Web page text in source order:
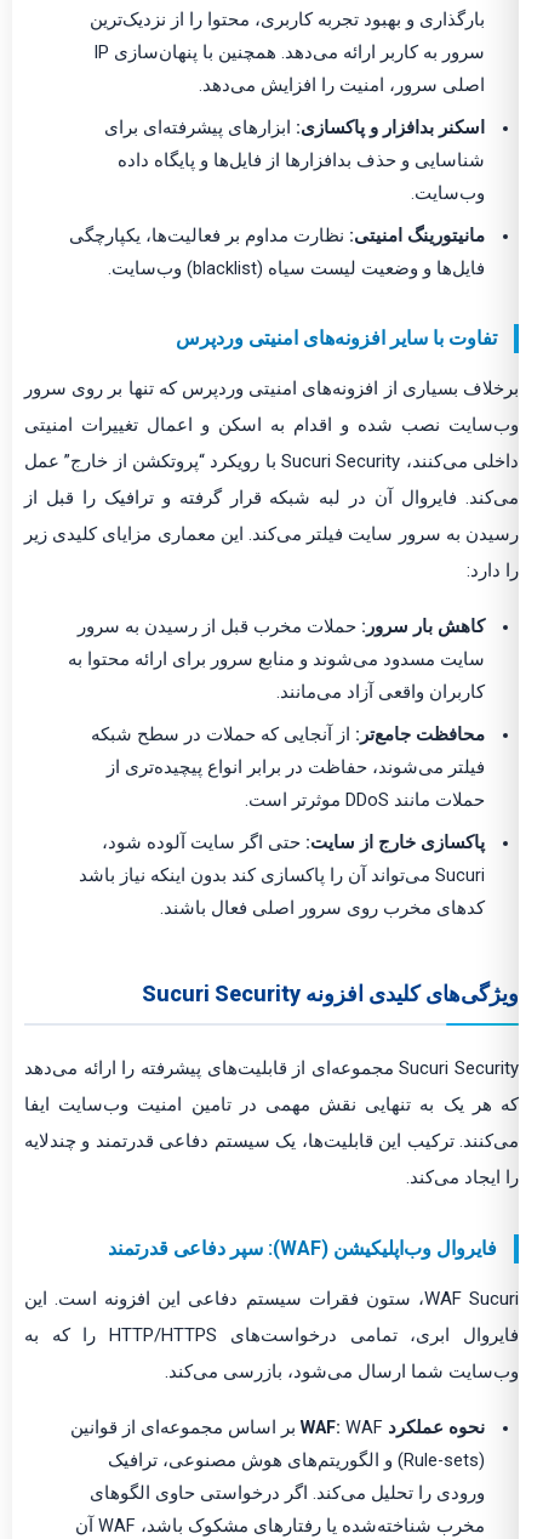
بارگذاری و بهبود تجربه کاربری، محتوا را از نزدیک‌ترین
سرور به کاربر ارائه می‌دهد. همچنین با پنهان‌سازی IP
اصلی سرور، امنیت را افزایش می‌دهد.
اسکنر بدافزار و پاکسازی: ابزارهای پیشرفته‌ای برای
شناسایی و حذف بدافزارها از فایل‌ها و پایگاه داده
وب‌سایت.
مانیتورینگ امنیتی: نظارت مداوم بر فعالیت‌ها، یکپارچگی
فایل‌ها و وضعیت لیست سیاه (blacklist) وب‌سایت.
تفاوت با سایر افزونه‌های امنیتی وردپرس
برخلاف بسیاری از افزونه‌های امنیتی وردپرس که تنها بر روی سرور
وب‌سایت نصب شده و اقدام به اسکن و اعمال تغییرات امنیتی
داخلی می‌کنند، Sucuri Security با رویکرد “پروتکشن از خارج” عمل
می‌کند. فایروال آن در لبه شبکه قرار گرفته و ترافیک را قبل از
رسیدن به سرور سایت فیلتر می‌کند. این معماری مزایای کلیدی زیر
را دارد:
کاهش بار سرور: حملات مخرب قبل از رسیدن به سرور
سایت مسدود می‌شوند و منابع سرور برای ارائه محتوا به
کاربران واقعی آزاد می‌مانند.
محافظت جامع‌تر: از آنجایی که حملات در سطح شبکه
فیلتر می‌شوند، حفاظت در برابر انواع پیچیده‌تری از
حملات مانند DDoS موثرتر است.
پاکسازی خارج از سایت: حتی اگر سایت آلوده شود،
Sucuri می‌تواند آن را پاکسازی کند بدون اینکه نیاز باشد
کدهای مخرب روی سرور اصلی فعال باشند.
ویژگی‌های کلیدی افزونه Sucuri Security
Sucuri Security مجموعه‌ای از قابلیت‌های پیشرفته را ارائه می‌دهد
که هر یک به تنهایی نقش مهمی در تامین امنیت وب‌سایت ایفا
می‌کنند. ترکیب این قابلیت‌ها، یک سیستم دفاعی قدرتمند و چندلایه
را ایجاد می‌کند.
فایروال وب‌اپلیکیشن (WAF): سپر دفاعی قدرتمند
WAF Sucuri، ستون فقرات سیستم دفاعی این افزونه است. این
فایروال ابری، تمامی درخواست‌های HTTP/HTTPS را که به
وب‌سایت شما ارسال می‌شود، بازرسی می‌کند.
نحوه عملکرد WAF:
WAF بر اساس مجموعه‌ای از قوانین
(Rule-sets) و الگوریتم‌های هوش مصنوعی، ترافیک
ورودی را تحلیل می‌کند. اگر درخواستی حاوی الگوهای
مخرب شناخته‌شده یا رفتارهای مشکوک باشد، WAF آن